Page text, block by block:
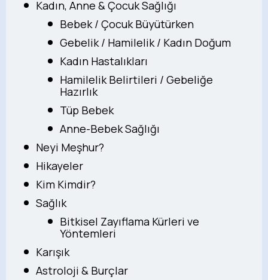
Kadın, Anne & Çocuk Sağlığı
Bebek / Çocuk Büyütürken
Gebelik / Hamilelik / Kadın Doğum
Kadın Hastalıkları
Hamilelik Belirtileri / Gebeliğe
Hazırlık
Tüp Bebek
Anne-Bebek Sağlığı
Neyi Meşhur?
Hikayeler
Kim Kimdir?
Sağlık
Bitkisel Zayıflama Kürleri ve
Yöntemleri
Karışık
Astroloji & Burçlar